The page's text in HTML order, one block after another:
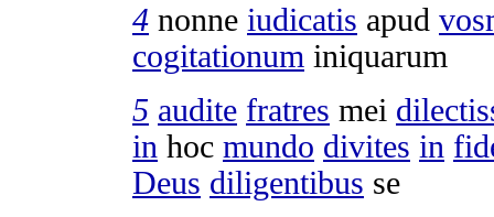
4 nonne iudicatis apud
cogitationum iniquarum
5 audite fratres mei
in hoc mundo divites in
Deus diligentibus se